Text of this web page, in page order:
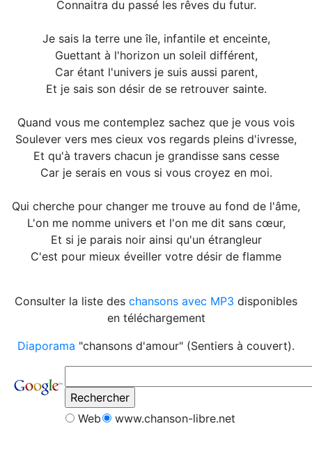
Connaitra du passé les rêves du futur.
Je sais la terre une île, infantile et enceinte,
Guettant à l'horizon un soleil différent,
Car étant l'univers je suis aussi parent,
Et je sais son désir de se retrouver sainte.
Quand vous me contemplez sachez que je vous vois
Soulever vers mes cieux vos regards pleins d'ivresse,
Et qu'à travers chacun je grandisse sans cesse
Car je serais en vous si vous croyez en moi.
Qui cherche pour changer me trouve au fond de l'âme,
L'on me nomme univers et l'on me dit sans cœur,
Et si je parais noir ainsi qu'un étrangleur
C'est pour mieux éveiller votre désir de flamme
Consulter la liste des chansons avec MP3 disponibles
en téléchargement
Diaporama "chansons d'amour" (Sentiers à couvert).
Web www.chanson-libre.net